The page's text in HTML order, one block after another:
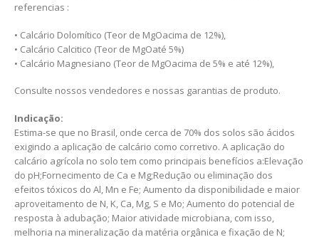
referencias :
• Calcário Dolomítico (Teor de MgOacima de 12%),
• Calcário Calcitico (Teor de MgOaté 5%)
• Calcário Magnesiano (Teor de MgOacima de 5% e até 12%),
Consulte nossos vendedores e nossas garantias de produto.
Indicação:
Estima-se que no Brasil, onde cerca de 70% dos solos são ácidos
exigindo a aplicação de calcário como corretivo. A aplicação do
calcário agrícola no solo tem como principais benefícios a:Elevação
do pH;Fornecimento de Ca e Mg;Redução ou eliminação dos
efeitos tóxicos do Al, Mn e Fe; Aumento da disponibilidade e maior
aproveitamento de N, K, Ca, Mg, S e Mo; Aumento do potencial de
resposta à adubação; Maior atividade microbiana, com isso,
melhoria na mineralização da matéria orgânica e fixação de N;